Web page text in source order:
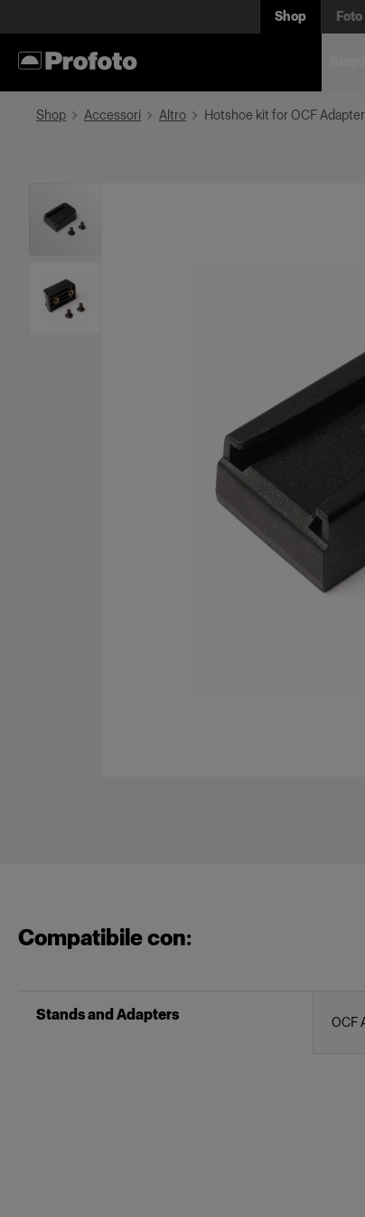
Shop
Shop Accessori Altro Hotshoe kit for OCF Adapter
Compatibile con:
Stands and Adapters OCF